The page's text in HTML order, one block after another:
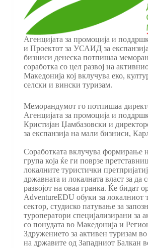
Агенцијата за промоција и
и Проектот за УСАИД за
бизниси денеска потпишаа
соработка со цел развој на
Македонија кој вклучува еко,
селски и вински туризам.
Меморандумот го потпишаа
Агенцијата за промоција и
Кристијан Џамбазовски и
за експанзија на мали бизниси,
Соработката вклучува формирање
група која ќе ги поврзе
локалните туристички
државната и локалната власт за да
развојот на оваа гранка. Ќе бидат
AdventureEDU обуки за локалниот
сектор, студиско патување за
туроператори специјализирани за
со понудата во Македонија и
Здружението за активен туризам
на државите од Западниот Балкан